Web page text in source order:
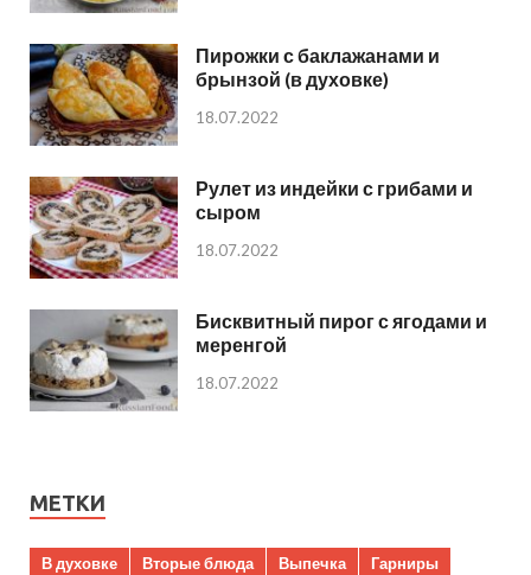
Пирожки с баклажанами и
брынзой (в духовке)
18.07.2022
Рулет из индейки с грибами и
сыром
18.07.2022
Бисквитный пирог с ягодами и
меренгой
18.07.2022
МЕТКИ
В духовке Вторые блюда Выпечка
Гарниры